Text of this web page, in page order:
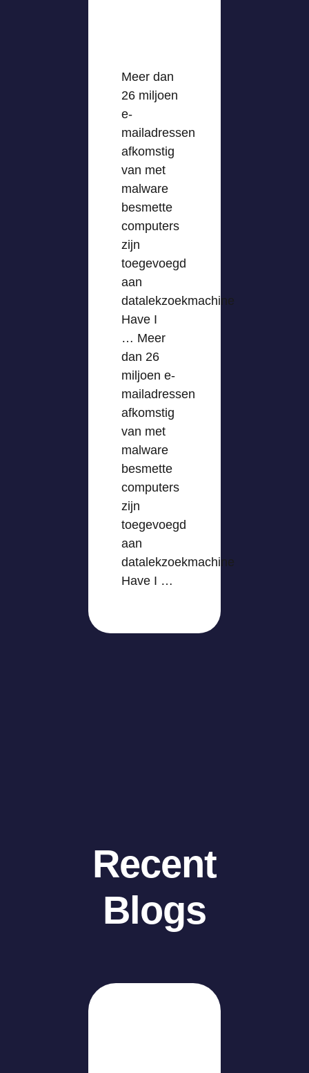
Meer dan
26 miljoen
e-
mailadressen
afkomstig
van met
malware
besmette
computers
zijn
toegevoegd
aan
datalekzoekmachine
Have I
… Meer
dan 26
miljoen e-
mailadressen
afkomstig
van met
malware
besmette
computers
zijn
toegevoegd
aan
datalekzoekmachine
Have I …
Recent
Blogs